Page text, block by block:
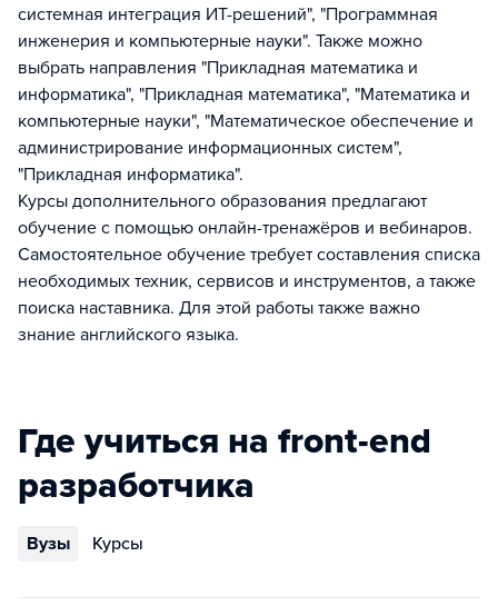
системная интеграция ИТ-решений", "Программная
инженерия и компьютерные науки". Также можно
выбрать направления "Прикладная математика и
информатика", "Прикладная математика", "Математика и
компьютерные науки", "Математическое обеспечение и
администрирование информационных систем",
"Прикладная информатика".
Курсы дополнительного образования предлагают
обучение с помощью онлайн-тренажёров и вебинаров.
Самостоятельное обучение требует составления списка
необходимых техник, сервисов и инструментов, а также
поиска наставника. Для этой работы также важно
знание английского языка.
Где учиться на front-end
разработчика
Вузы Курсы